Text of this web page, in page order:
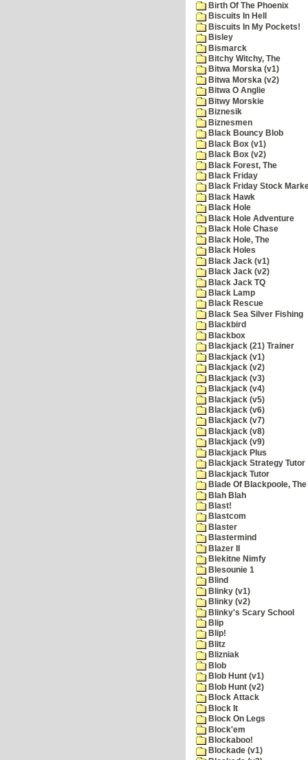
Birth Of The Phoenix
Biscuits In Hell
Biscuits In My Pockets!
Bisley
Bismarck
Bitchy Witchy, The
Bitwa Morska (v1)
Bitwa Morska (v2)
Bitwa O Anglie
Bitwy Morskie
Biznesik
Biznesmen
Black Bouncy Blob
Black Box (v1)
Black Box (v2)
Black Forest, The
Black Friday
Black Friday Stock
Black Hawk
Black Hole
Black Hole Adventure
Black Hole Chase
Black Hole, The
Black Holes
Black Jack (v1)
Black Jack (v2)
Black Jack TQ
Black Lamp
Black Rescue
Black Sea Silver Fishing
Blackbird
Blackbox
Blackjack (21) Trainer
Blackjack (v1)
Blackjack (v2)
Blackjack (v3)
Blackjack (v4)
Blackjack (v5)
Blackjack (v6)
Blackjack (v7)
Blackjack (v8)
Blackjack (v9)
Blackjack Plus
Blackjack Strategy Tutor
Blackjack Tutor
Blade Of Blackpoole, The
Blah Blah
Blast!
Blastcom
Blaster
Blastermind
Blazer II
Blekitne Nimfy
Blesounie 1
Blind
Blinky (v1)
Blinky (v2)
Blinky's Scary School
Blip
Blip!
Blitz
Blizniak
Blob
Blob Hunt (v1)
Blob Hunt (v2)
Block Attack
Block It
Block On Legs
Block'em
Blockaboo!
Blockade (v1)